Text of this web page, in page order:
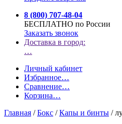
8 (800) 707-48-04
БЕСПЛАТНО по России
Заказать звонок
Доставка в город:
…
Личный кабинет
Избранное…
Сравнение…
Корзина…
Главная /Бокс /Капы и бинты /